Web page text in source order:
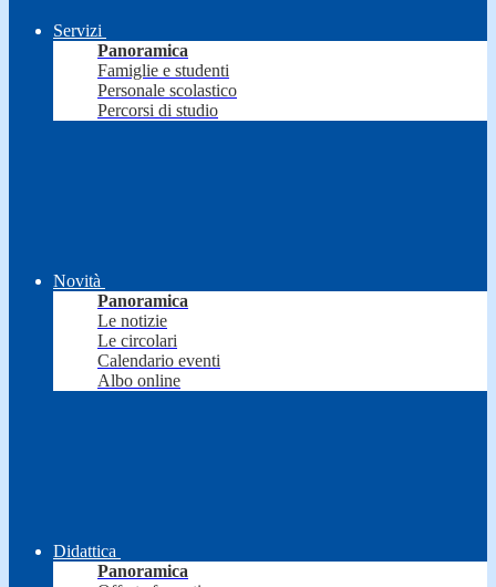
Servizi
Panoramica
Famiglie e studenti
Personale scolastico
Percorsi di studio
Novità
Panoramica
Le notizie
Le circolari
Calendario eventi
Albo online
Didattica
Panoramica